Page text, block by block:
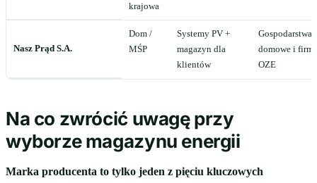
krajowa
Nasz Prąd S.A.
Dom /
MŚP
Systemy PV +
magazyn dla
klientów
Gospodarstwa
domowe i
OZE
Na co zwrócić uwagę przy
wyborze magazynu energii
Marka producenta to tylko jeden z pięciu kluczowych